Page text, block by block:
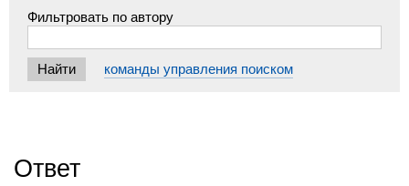
Фильтровать по автору
команды управления поиском
Ответ